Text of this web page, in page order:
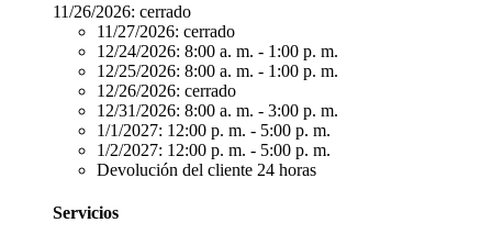
11/26/2026: cerrado
11/27/2026: cerrado
12/24/2026: 8:00 a. m. - 1:00 p. m.
12/25/2026: 8:00 a. m. - 1:00 p. m.
12/26/2026: cerrado
12/31/2026: 8:00 a. m. - 3:00 p. m.
1/1/2027: 12:00 p. m. - 5:00 p. m.
1/2/2027: 12:00 p. m. - 5:00 p. m.
Devolución del cliente 24 horas
Servicios